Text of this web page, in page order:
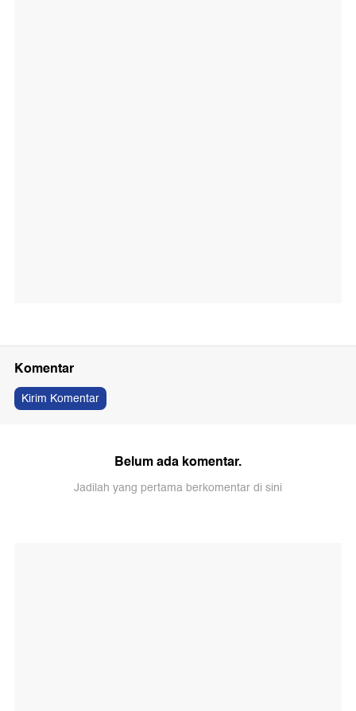
Komentar
Kirim Komentar
Belum ada komentar.
Jadilah yang pertama berkomentar di sini